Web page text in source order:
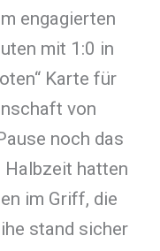
engagierten
mit 1:0 in
Karte für
von
noch das
hatten
im Griff, die
stand sicher